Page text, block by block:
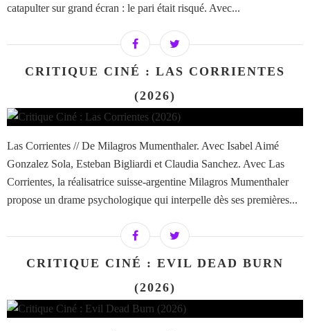
catapulter sur grand écran : le pari était risqué. Avec...
CRITIQUE CINÉ : LAS CORRIENTES
(2026)
Las Corrientes // De Milagros Mumenthaler. Avec Isabel Aimé
Gonzalez Sola, Esteban Bigliardi et Claudia Sanchez. Avec Las
Corrientes, la réalisatrice suisse-argentine Milagros Mumenthaler
propose un drame psychologique qui interpelle dès ses premières...
CRITIQUE CINÉ : EVIL DEAD BURN
(2026)